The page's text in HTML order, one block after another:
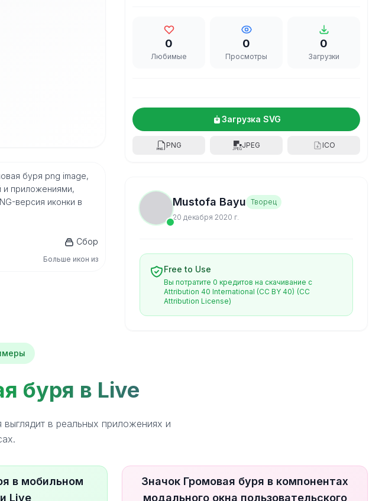
буря png image,
и приложениями,
версия иконки в
Сбор
Больше икон из
0
Любимые
0
Просмотры
0
Загрузки
Загрузка SVG
PNG JPEG ICO
Mustofa Bayu Творец
20 декабря 2020 г.
Free to Use
Вы потратите 0 кредитов на скачивание с
Attribution 40 International (CC BY 40) (CC
Attribution License)
буря в Live
в реальных приложениях и
в мобильном
Live
Значок Громовая буря в компонентах
модального окна пользовательского